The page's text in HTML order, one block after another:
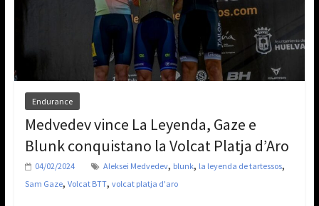
Endurance
Medvedev vince La Leyenda, Gaze e
Blunk conquistano la Volcat Platja d’Aro
04/02/2024 Aleksei Medvedev, blunk, la leyenda de tartessos,
Sam Gaze, Volcat BTT, volcat platja d'aro